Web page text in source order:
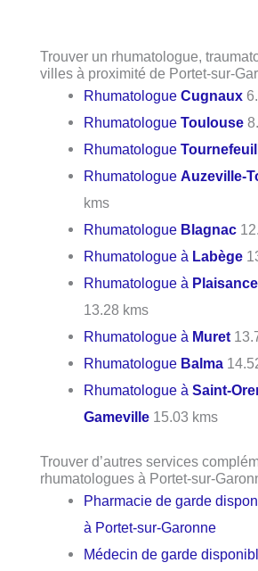
Trouver un rhumatologue,
villes à proximité de Portet-sur-
RhumatologueCugnaux
RhumatologueToulouse
Rhumatologue
RhumatologueAuzeville-
kms
Rhumatologue Blagnac
Rhumatologue à Labège
Rhumatologue à
13.28 kms
Rhumatologue à Muret
Rhumatologue Balma
Rhumatologue àSaint-
Gameville 15.03 kms
Trouver d’autres services
rhumatologues à Portet-sur-
Pharmacie de garde
à Portet-sur-Garonne
Médecin de garde